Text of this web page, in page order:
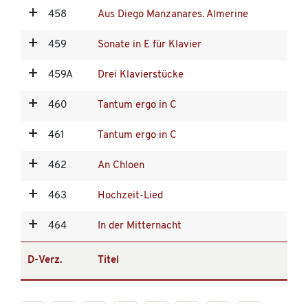
458 Aus Diego Manzanares. Almerine
459 Sonate in E für Klavier
459A Drei Klavierstücke
460 Tantum ergo in C
461 Tantum ergo in C
462 An Chloen
463 Hochzeit-Lied
464 In der Mitternacht
D-Verz. Titel